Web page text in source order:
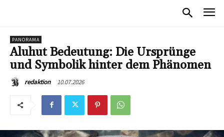
PANORAMA
Aluhut Bedeutung: Die Ursprünge
und Symbolik hinter dem Phänomen
redaktion 10.07.2026